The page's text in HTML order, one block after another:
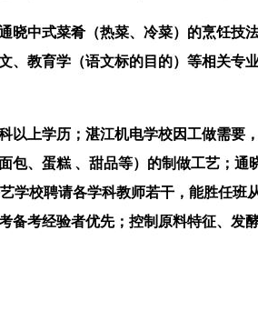
式菜肴（热菜、冷菜）的烹饪技
教育学（语文标的目的）等相关专
学历；湛江机电学校因工做需要
、蛋糕 、甜品等）的制做工艺；通
校聘请各学科教师若干，能胜任班
考经验者优先；控制原料特征、发